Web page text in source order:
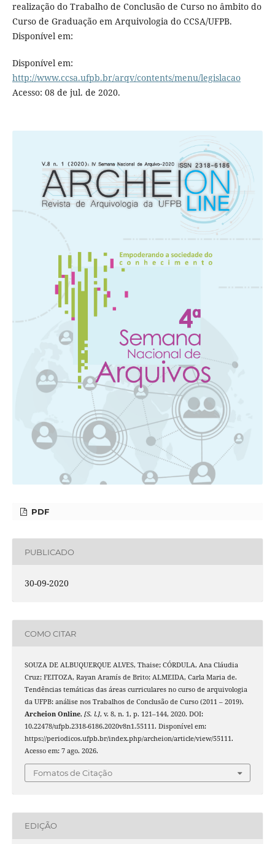
realização do Trabalho de Conclusão de Curso no âmbito do
Curso de Graduação em Arquivologia do CCSA/UFPB.
Disponível em:
Disponível em:
http://www.ccsa.ufpb.br/arqv/contents/menu/legislacao
Acesso: 08 de jul. de 2020.
PDF
PUBLICADO
30-09-2020
COMO CITAR
SOUZA DE ALBUQUERQUE ALVES, Thaise; CÓRDULA, Ana Cláudia
Cruz; FEITOZA, Rayan Aramís de Brito; ALMEIDA, Carla Maria de.
Tendências temáticas das áreas curriculares no curso de arquivologia
da UFPB: análise nos Trabalhos de Conclusão de Curso (2011 – 2019).
Archeion Online, [S. l.], v. 8, n. 1, p. 121–144, 2020. DOI:
10.22478/ufpb.2318-6186.2020v8n1.55111. Disponível em:
https://periodicos.ufpb.br/index.php/archeion/article/view/55111.
Acesso em: 7 ago. 2026.
Fomatos de Citação
EDIÇÃO